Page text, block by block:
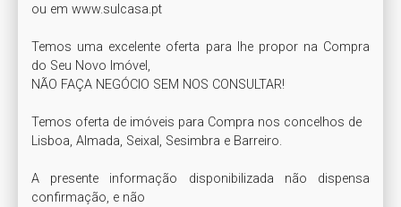
ou em www.sulcasa.pt
Temos uma excelente oferta para lhe propor na Compra
do Seu Novo Imóvel,
NÃO FAÇA NEGÓCIO SEM NOS CONSULTAR!
Temos oferta de imóveis para Compra nos concelhos de
Lisboa, Almada, Seixal, Sesimbra e Barreiro.
A presente informação disponibilizada não dispensa
confirmação, e não